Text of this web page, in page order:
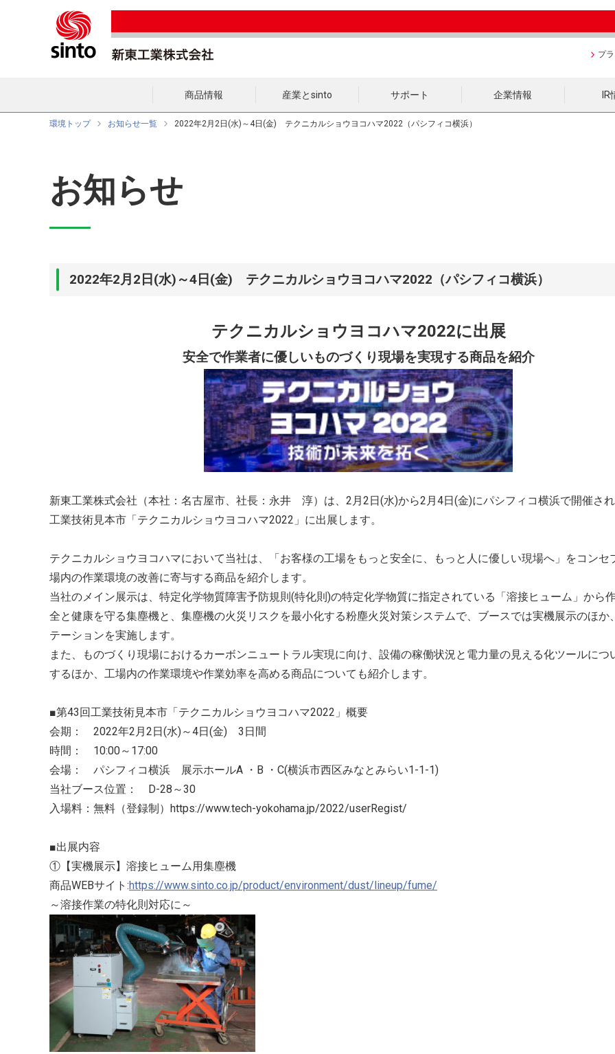
プ
商品情報 産業とsinto サポート 企業情報 IR
環境トップ お知らせ一覧 2022年2月2日(水)～4日(金) テクニカルショウヨコハマ2022（パシフィコ横浜）
お知らせ
2022年2月2日(水)～4日(金) テクニカルショウヨコハマ2022（パシフィコ横浜）
テクニカルショウヨコハマ2022に出展
安全で作業者に優しいものづくり現場を実現する商品を紹介
新東工業株式会社（本社：名古屋市、社長：永井 淳）は、2月2日(水)から2月4日(金)にパシフィコ横浜で開催さ
工業技術見本市「テクニカルショウヨコハマ2022」に出展します。
テクニカルショウヨコハマにおいて当社は、「お客様の工場をもっと安全に、もっと人に優しい現場へ」をコンセ
場内の作業環境の改善に寄与する商品を紹介します。
当社のメイン展示は、特定化学物質障害予防規則(特化則)の特定化学物質に指定されている「溶接ヒューム」から
全と健康を守る集塵機と、集塵機の火災リスクを最小化する粉塵火災対策システムで、ブースでは実機展示のほか
テーションを実施します。
また、ものづくり現場におけるカーボンニュートラル実現に向け、設備の稼働状況と電力量の見える化ツールにつ
するほか、工場内の作業環境や作業効率を高める商品についても紹介します。
■第43回工業技術見本市「テクニカルショウヨコハマ2022」概要
会期： 2022年2月2日(水)～4日(金) 3日間
時間： 10:00～17:00
会場： パシフィコ横浜 展示ホールA ・B ・C(横浜市西区みなとみらい1-1-1)
当社ブース位置： D-28～30
入場料：無料（登録制）https://www.tech-yokohama.jp/2022/userRegist/
■出展内容
①【実機展示】溶接ヒューム用集塵機
商品WEBサイト:https://www.sinto.co.jp/product/environment/dust/lineup/fume/
～溶接作業の特化則対応に～